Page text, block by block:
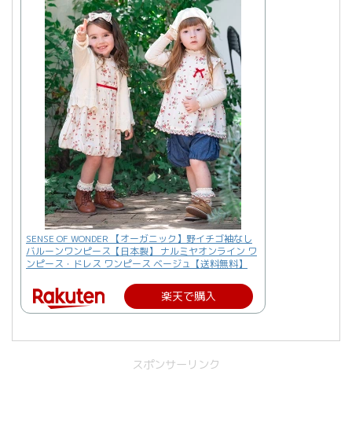
SENSE OF WONDER 【オーガニック】野イチゴ袖なし
バルーンワンピース【日本製】 ナルミヤオンライン ワ
ンピース・ドレス ワンピース ベージュ【送料無料】
楽天で購入
スポンサーリンク